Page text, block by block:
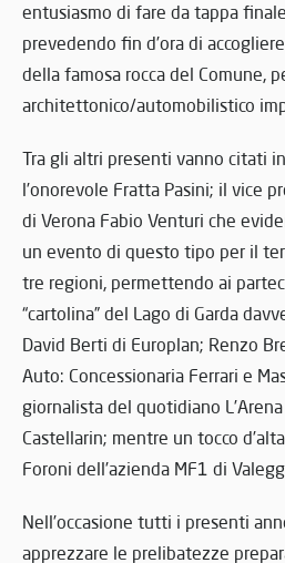
entusiasmo di fare da tappa
prevedendo fin d’ora di
della famosa rocca del Comune,
architettonico/automobilistico
Tra gli altri presenti vanno citati
l’onorevole Fratta Pasini; il vice
di Verona Fabio Venturi che
un evento di questo tipo per il
tre regioni, permettendo ai
“cartolina” del Lago di Garda
David Berti di Europlan; Renzo
Auto: Concessionaria Ferrari e
giornalista del quotidiano
Castellarin; mentre un tocco
Foroni dell’azienda MF1 di
Nell’occasione tutti i presenti
apprezzare le prelibatezze